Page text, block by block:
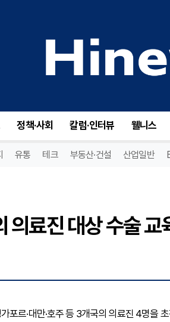
정책·사회 칼럼·인터뷰 웰니스
유통 테크 부동산·건설 산업일반
의료진 대상 수술 교
르·대만·호주 등 3개국의 의료진 4명을